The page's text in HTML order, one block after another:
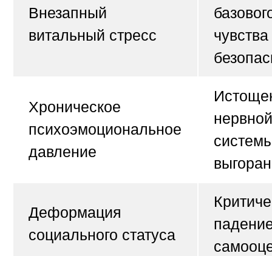
Внезапный
витальный стресс
чувства
Хроническое
психоэмоциональное
давление
нервной
Деформация
социального статуса